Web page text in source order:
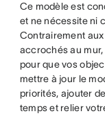
Ce modèle est
et ne nécessite ni
Contrairement
accrochés au
pour que vos
mettre à jour le
priorités, ajouter
temps et relier